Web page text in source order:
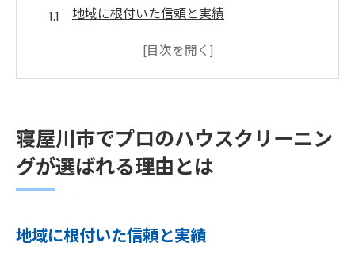
地域に根付いた信頼と実績
専門家による細部までのケア
安心のサポート体制
ハウスクリーニングの専門家が教える寝屋川市
プロが推奨する掃除スケジュール
寝屋川市でプロのハウスクリーニン
グが選ばれる理由とは
地域に根付いた信頼と実績